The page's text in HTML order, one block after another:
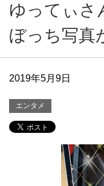
ゆってぃさ
ぼっち写真
2019年5月9日
エンタメ